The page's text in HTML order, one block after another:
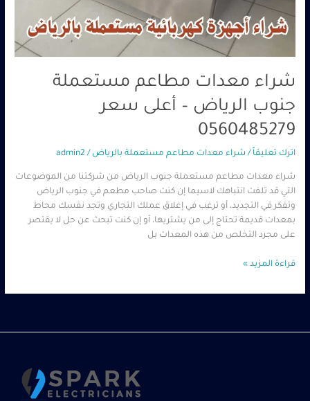
شراء معدات مطاعم مستعملة
جنوب الرياض – أعلى سعر
0560485279
اترك تعليقاً / شراء معدات مطاعم مستعملة بالرياض /
admin2
شراء معدات مطاعم مستعملة جنوب الرياض من شركتنا من الموضوعات
التي قد تلفت انتباهك لاسيما إن كنت صاحب مطعم في جنوب الرياض
وتفكر في التجديد، أو ترغب في إغلاق عملك التجاري وتجد نفسك محاط
بمعدات قديمة تحتاج إلى من يشتريها، أو إن كنت تبحث عن حل لا يقتصر
على مجرد التخلص من هذه المعدات بل
قراءة المزيد »